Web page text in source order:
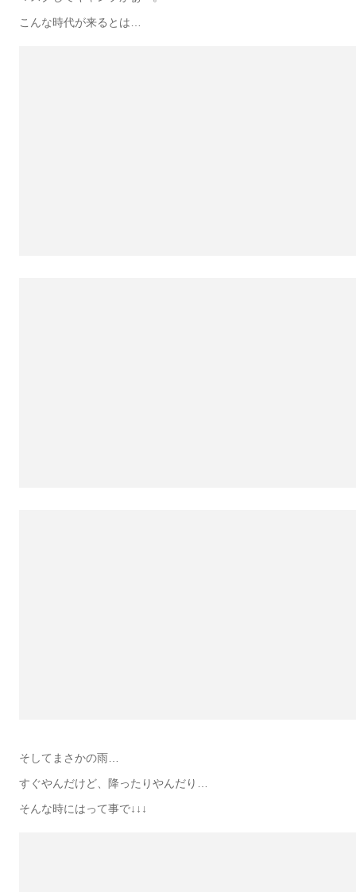
こんな時代が来るとは…
そしてまさかの雨…
すぐやんだけど、降ったりやんだり…
そんな時にはって事で↓↓↓